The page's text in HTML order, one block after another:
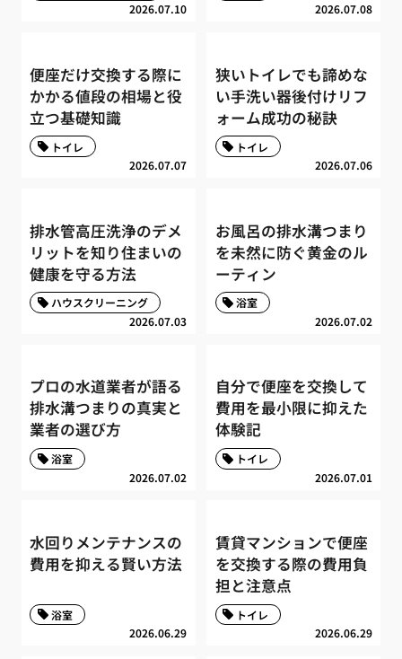
2026.07.10 2026.07.08
便座だけ交換する際に
かかる値段の相場と役
立つ基礎知識
2026.07.07
トイレ
狭いトイレでも諦めな
い手洗い器後付けリフ
ォーム成功の秘訣
2026.07.06
トイレ
排水管高圧洗浄のデメ
リットを知り住まいの
健康を守る方法
2026.07.03
ハウスクリーニング
お風呂の排水溝つまり
を未然に防ぐ黄金のル
ーティン
2026.07.02
浴室
プロの水道業者が語る
排水溝つまりの真実と
業者の選び方
2026.07.02
浴室
自分で便座を交換して
費用を最小限に抑えた
体験記
2026.07.01
トイレ
水回りメンテナンスの
費用を抑える賢い方法
2026.06.29
浴室
賃貸マンションで便座
を交換する際の費用負
担と注意点
2026.06.29
トイレ